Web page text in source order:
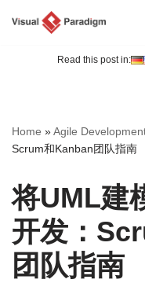
Read this post in:
Home »Agile
Scrum和Kanban团队指南
将UML建
开发：
团队指南